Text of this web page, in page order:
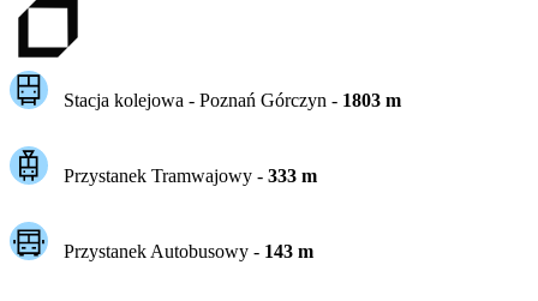
Stacja kolejowa - Poznań Górczyn - 1803m
Przystanek Tramwajowy - 333m
Przystanek Autobusowy - 143m